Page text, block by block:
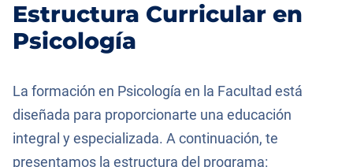
Estructura Curricular en
Psicología
La formación en Psicología en la Facultad está
diseñada para proporcionarte una educación
integral y especializada. A continuación, te
presentamos la estructura del programa: